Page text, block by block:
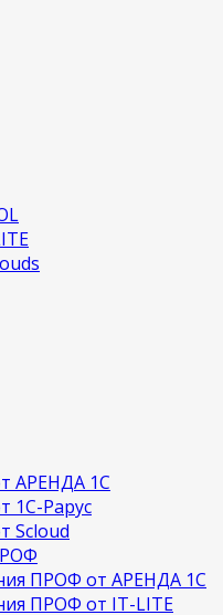
АРЕНДА 1С
1С-Рарус
Scloud
ПРОФ от АРЕНДА 1С
ПРОФ от IT-LITE